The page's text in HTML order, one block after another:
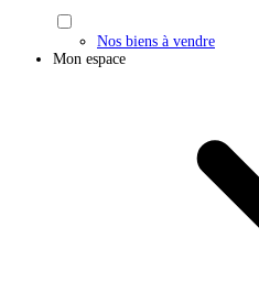
Nos biens à vendre
Mon espace